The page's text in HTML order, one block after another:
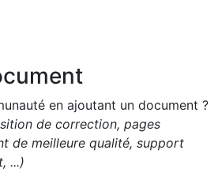
en ajoutant un document ?
de correction, pages
de meilleure qualité, support
...)